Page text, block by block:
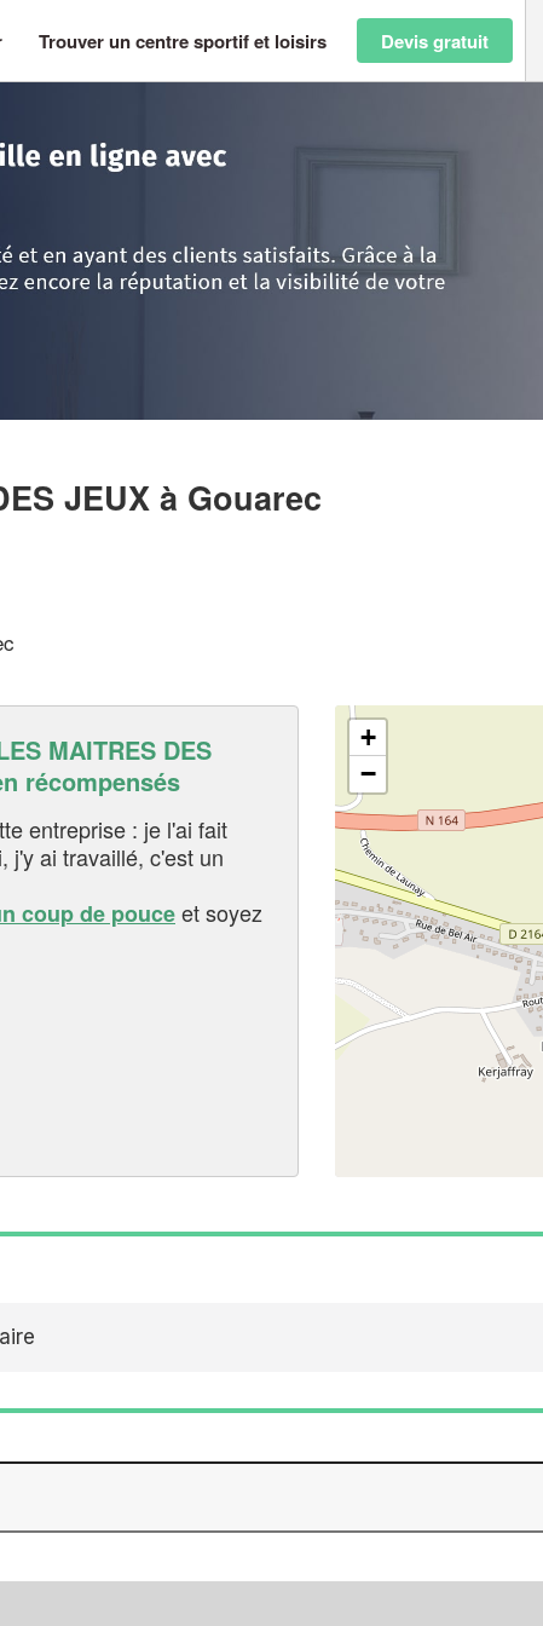
Trouver un centre sportif et loisirs Devis gratuit
JEUX à Gouarec
MAITRES DES
récompensés
entreprise : je l'ai fait
j'y ai travaillé, c'est un
coup de pouceet soyez
+
−